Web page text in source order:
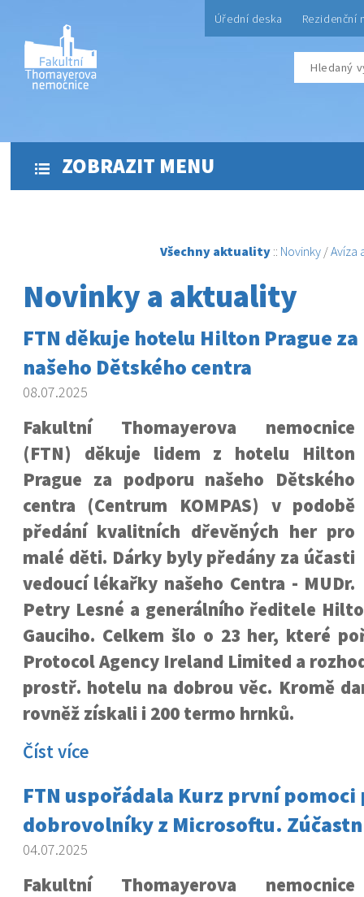
Úřední deska Rezidenční
ZOBRAZIT MENU
Všechny aktuality :: Novinky /Avíza
Novinky a aktuality
FTN děkuje hotelu Hilton Prague
našeho Dětského centra
08.07.2025
Fakultní Thomayerova nemocnice
(FTN) děkuje lidem z hotelu Hilton
Prague za podporu našeho Dětského
centra (Centrum KOMPAS) v podobě
předání kvalitních dřevěných her pro
malé děti. Dárky byly předány za účasti
vedoucí lékařky našeho Centra - MUDr.
Petry Lesné a generálního ředitele
Gauciho. Celkem šlo o 23 her, které
Protocol Agency Ireland Limited a
prostř. hotelu na dobrou věc. Kromě
rovněž získali i 200 termo hrnků.
Číst více
FTN uspořádala Kurz první
dobrovolníky z Microsoftu.
04.07.2025
Fakultní Thomayerova nemocnice